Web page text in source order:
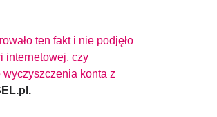
ten fakt i nie podjęło
internetowej, czy
konta z